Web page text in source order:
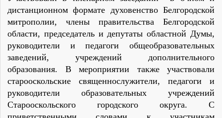
дистанционном формате духовенство Белгородской
митрополии, члены правительства Белгородской
области, председатель и депутаты областной Думы,
руководители и педагоги общеобразовательных
заведений, учреждений дополнительного
образования. В мероприятии также участвовали
старооскольские священнослужители, педагоги и
руководители образовательных учреждений
Старооскольского городского округа. С